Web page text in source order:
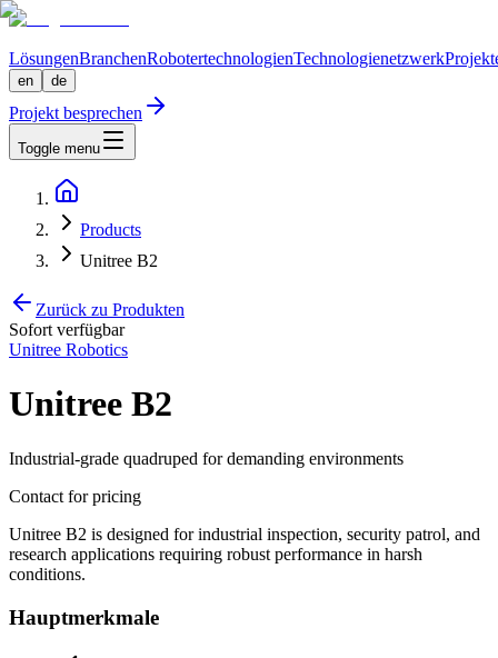
LösungenBranchenRobotertechnologienTechnologienetzwerk
en de
Projekt besprechen
Toggle menu
Products
Unitree B2
Zurück zu Produkten
Sofort verfügbar
Unitree Robotics
Unitree B2
Industrial-grade quadruped for demanding environments
Contact for pricing
Unitree B2 is designed for industrial inspection, security patrol, and
research applications requiring robust performance in harsh
conditions.
Hauptmerkmale